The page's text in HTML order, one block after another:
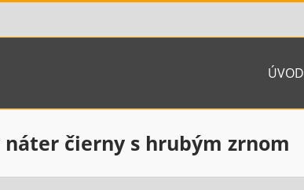
ÚVOD
čierny s hrubým zrnom